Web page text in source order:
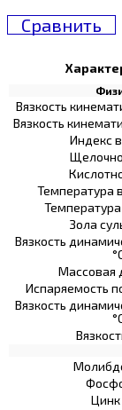
Сравнить
Вязкость
Вязкость
Индекс
Температура
Зола
Вязкость
Массовая
Испаряемость
Вязкость
Цинк